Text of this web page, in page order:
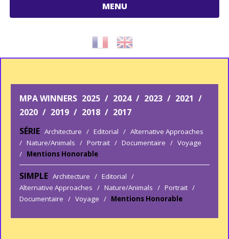
MENU
MPA WINNERS 2025 / 2024 / 2023 / 2021 /
2020 / 2019 / 2018 / 2017
SÉRIE Architecture / Editorial / Alternative Approaches
/ Nature/Animals / Portrait / Documentaire / Voyage
/ Mentions Honorable
SIMPLE Architecture / Editorial /
Alternative Approaches / Nature/Animals / Portrait /
Documentaire / Voyage / Mentions Honorable